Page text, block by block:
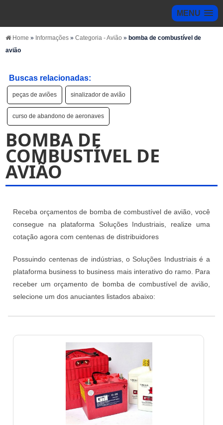
MENU
Home » Informações»Categoria - Avião» bomba de combustível de
avião
Buscas relacionadas:
peças de aviões sinalizador de avião
curso de abandono de aeronaves
BOMBA DE
COMBUSTÍVEL DE
AVIÃO
Receba orçamentos de bomba de combustível de avião, você
consegue na plataforma Soluções Industriais, realize uma
cotação agora com centenas de distribuidores
Possuindo centenas de indústrias, o Soluções Industriais é a
plataforma business to business mais interativo do ramo. Para
receber um orçamento de bomba de combustível de avião,
selecione um dos anuciantes listados abaixo: